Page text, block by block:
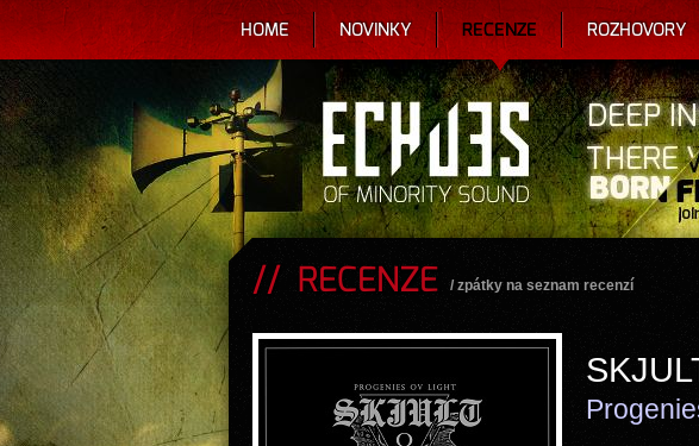
HOME NOVINKY RECENZE ROZHOVORY
RECENZE / zpátky na seznam recenzí